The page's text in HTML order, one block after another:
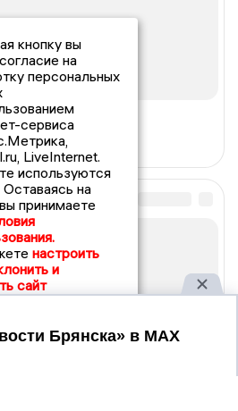
кнопку вы
на
персональных
сервиса
LiveInternet.
используются
на
принимаете
настроить
и
сайт